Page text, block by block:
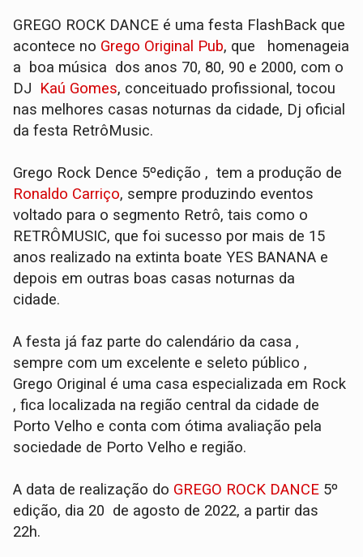
GREGO ROCK DANCE é uma festa FlashBack que
acontece no Grego Original Pub, que homenageia
a boa música dos anos 70, 80, 90 e 2000, com o
DJ Kaú Gomes, conceituado profissional, tocou
nas melhores casas noturnas da cidade, Dj oficial
da festa RetrôMusic.
Grego Rock Dence 5ºedição , tem a produção de
Ronaldo Carriço, sempre produzindo eventos
voltado para o segmento Retrô, tais como o
RETRÔMUSIC, que foi sucesso por mais de 15
anos realizado na extinta boate YES BANANA e
depois em outras boas casas noturnas da
cidade.
A festa já faz parte do calendário da casa ,
sempre com um excelente e seleto público ,
Grego Original é uma casa especializada em Rock
, fica localizada na região central da cidade de
Porto Velho e conta com ótima avaliação pela
sociedade de Porto Velho e região.
A data de realização do GREGO ROCK DANCE 5º
edição, dia 20 de agosto de 2022, a partir das
22h.